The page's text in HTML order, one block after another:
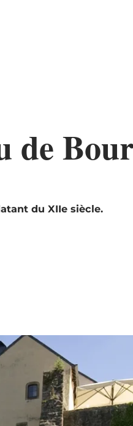
de
du XIIe siècle.